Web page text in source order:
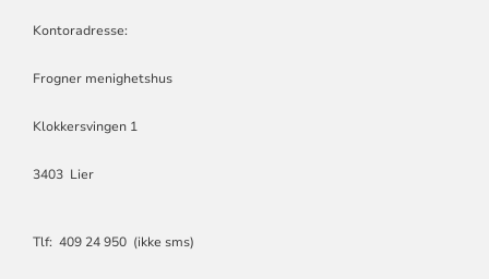
Kontoradresse:
Frogner menighetshus
Klokkersvingen 1
3403 Lier
Tlf: 409 24 950 (ikke sms)